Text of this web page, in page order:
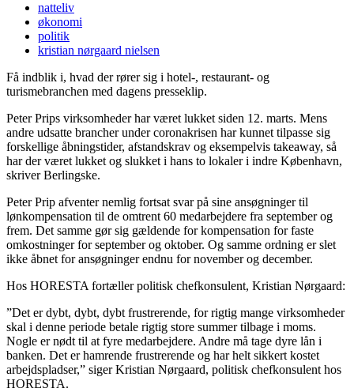
natteliv
økonomi
politik
kristian nørgaard nielsen
Få indblik i, hvad der rører sig i hotel-, restaurant- og
turismebranchen med dagens presseklip.
Peter Prips virksomheder har været lukket siden 12. marts. Mens
andre udsatte brancher under coronakrisen har kunnet tilpasse sig
forskellige åbningstider, afstandskrav og eksempelvis takeaway, så
har der været lukket og slukket i hans to lokaler i indre København,
skriver Berlingske.
Peter Prip afventer nemlig fortsat svar på sine ansøgninger til
lønkompensation til de omtrent 60 medarbejdere fra september og
frem. Det samme gør sig gældende for kompensation for faste
omkostninger for september og oktober. Og samme ordning er slet
ikke åbnet for ansøgninger endnu for november og december.
Hos HORESTA fortæller politisk chefkonsulent, Kristian Nørgaard:
”Det er dybt, dybt, dybt frustrerende, for rigtig mange virksomheder
skal i denne periode betale rigtig store summer tilbage i moms.
Nogle er nødt til at fyre medarbejdere. Andre må tage dyre lån i
banken. Det er hamrende frustrerende og har helt sikkert kostet
arbejdspladser,” siger Kristian Nørgaard, politisk chefkonsulent hos
HORESTA.